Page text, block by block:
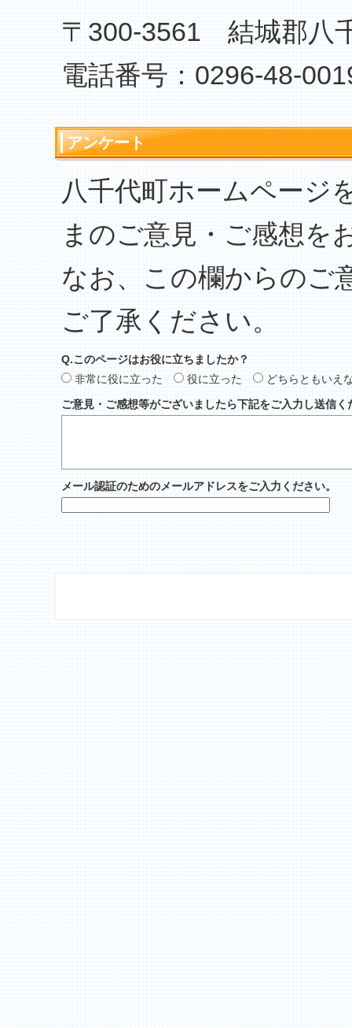
〒300-3561 結城郡八
電話番号：0296-48-
アンケート
八千代町ホームページ
まのご意見・ご感想を
なお、この欄からのご
ご了承ください。
Q.このページはお役に立ちましたか？
非常に役に立った
役に立った
どちらともいえ
ご意見・ご感想等がございましたら下記をご入力し送信く
メール認証のためのメールアドレスをご入力ください。